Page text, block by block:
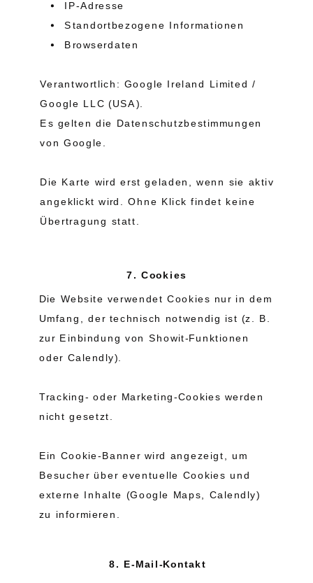
IP-Adresse
Standortbezogene Informationen
Browserdaten
Verantwortlich: Google Ireland Limited /
Google LLC (USA).
Es gelten die Datenschutzbestimmungen
von Google.
Die Karte wird erst geladen, wenn sie aktiv
angeklickt wird. Ohne Klick findet keine
Übertragung statt.
7. Cookies
Die Website verwendet Cookies nur in dem
Umfang, der technisch notwendig ist (z. B.
zur Einbindung von Showit-Funktionen
oder Calendly).
Tracking- oder Marketing-Cookies werden
nicht gesetzt.
Ein Cookie-Banner wird angezeigt, um
Besucher über eventuelle Cookies und
externe Inhalte (Google Maps, Calendly)
zu informieren.
8. E-Mail-Kontakt